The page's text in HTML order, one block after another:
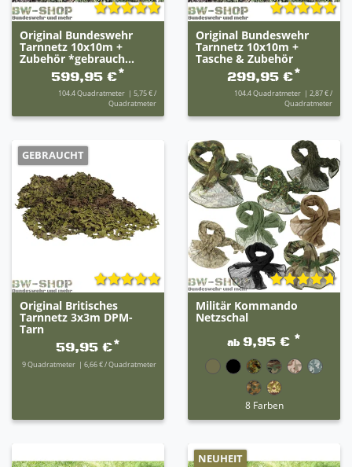
Original Bundeswehr
Tarnnetz 10x10m +
Zubehör *gebrauch...
599,95 €*
104.4Quadratmeter | 5,75 € /
Quadratmeter
Original Bundeswehr
Tarnnetz 10x10m +
Tasche & Zubehör
299,95 €*
104.4Quadratmeter | 2,87 € /
Quadratmeter
GEBRAUCHT
Original Britisches
Tarnnetz 3x3m DPM-
Tarn
59,95 €*
9Quadratmeter | 6,66 € / Quadratmeter
Militär Kommando
Netzschal
ab 9,95 € *
8 Farben
NEUHEIT